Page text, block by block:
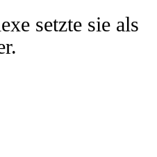
setzte sie als